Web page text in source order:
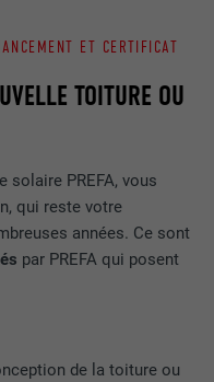
TOITURE OU
ET CERTIFICAT
PREFA, vous
qui reste votre
années. Ce sont
par PREFA qui posent
de la toiture ou